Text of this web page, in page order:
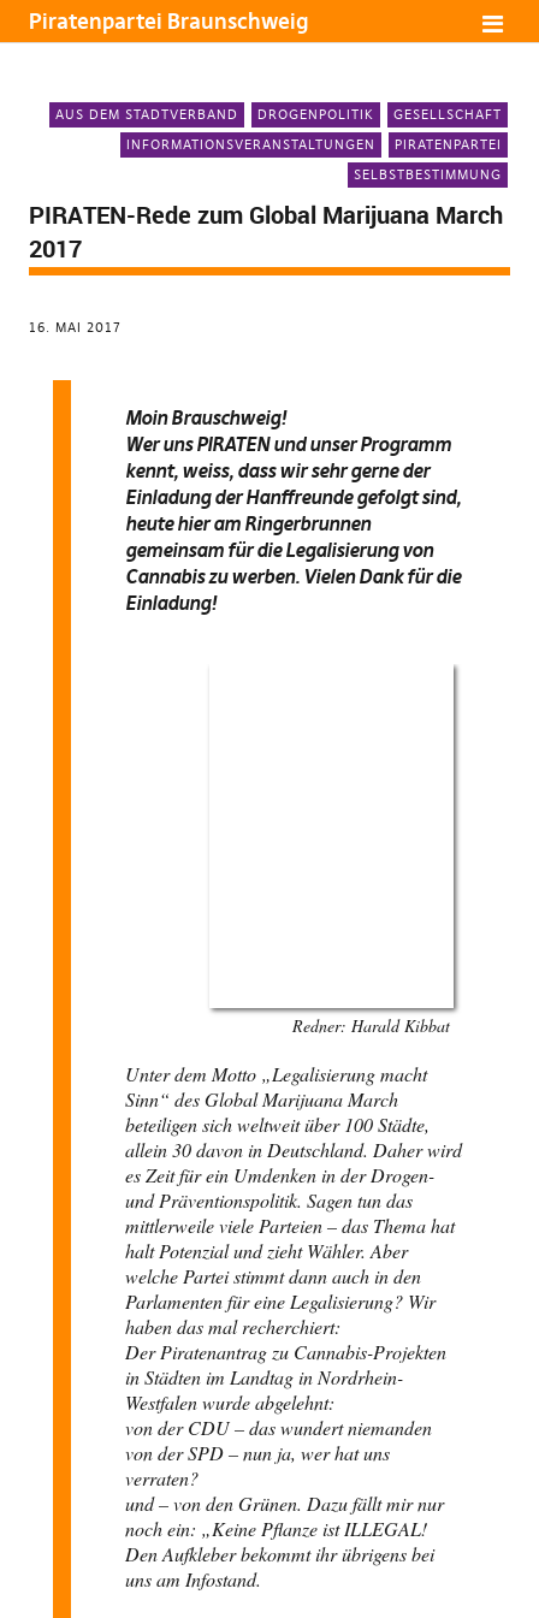
Piratenpartei Braunschweig
AUS DEM STADTVERBAND DROGENPOLITIK
GESELLSCHAFT
INFORMATIONSVERANSTALTUNGEN
PIRATENPARTEI
SELBSTBESTIMMUNG
PIRATEN-Rede zum Global Marijuana March
2017
16. MAI 2017
Moin Brauschweig!
Wer uns PIRATEN und unser Programm
kennt, weiss, dass wir sehr gerne der
Einladung der Hanffreunde gefolgt sind,
heute hier am Ringerbrunnen
gemeinsam für die Legalisierung von
Cannabis zu werben. Vielen Dank für die
Einladung!
Redner: Harald Kibbat
Unter dem Motto „Legalisierung macht
Sinn“ des Global Marijuana March
beteiligen sich weltweit über 100 Städte,
allein 30 davon in Deutschland. Daher wird
es Zeit für ein Umdenken in der Drogen-
und Präventionspolitik. Sagen tun das
mittlerweile viele Parteien – das Thema hat
halt Potenzial und zieht Wähler. Aber
welche Partei stimmt dann auch in den
Parlamenten für eine Legalisierung? Wir
haben das mal recherchiert:
Der Piratenantrag zu Cannabis-Projekten
in Städten im Landtag in Nordrhein-
Westfalen wurde abgelehnt:
von der CDU – das wundert niemanden
von der SPD – nun ja, wer hat uns
verraten?
und – von den Grünen. Dazu fällt mir nur
noch ein: „Keine Pflanze ist ILLEGAL!
Den Aufkleber bekommt ihr übrigens bei
uns am Infostand.